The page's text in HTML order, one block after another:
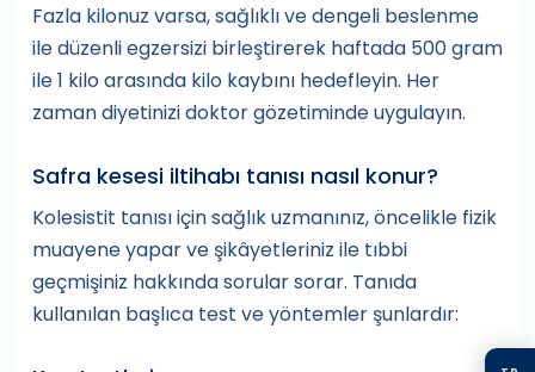
Fazla kilonuz varsa, sağlıklı ve dengeli beslenme
ile düzenli egzersizi birleştirerek haftada 500 gram
ile 1 kilo arasında kilo kaybını hedefleyin. Her
zaman diyetinizi doktor gözetiminde uygulayın.
Safra kesesi iltihabı tanısı nasıl konur?
Kolesistit tanısı için sağlık uzmanınız, öncelikle fizik
muayene yapar ve şikâyetleriniz ile tıbbi
geçmişiniz hakkında sorular sorar. Tanıda
kullanılan başlıca test ve yöntemler şunlardır: